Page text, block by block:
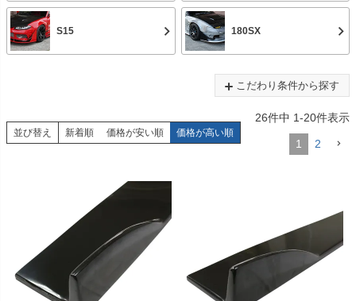
S15 180SX
こだわり条件から探す
並び替え 新着順 価格が安い順 価格が高い順
26件中 1-20件表示
1 2